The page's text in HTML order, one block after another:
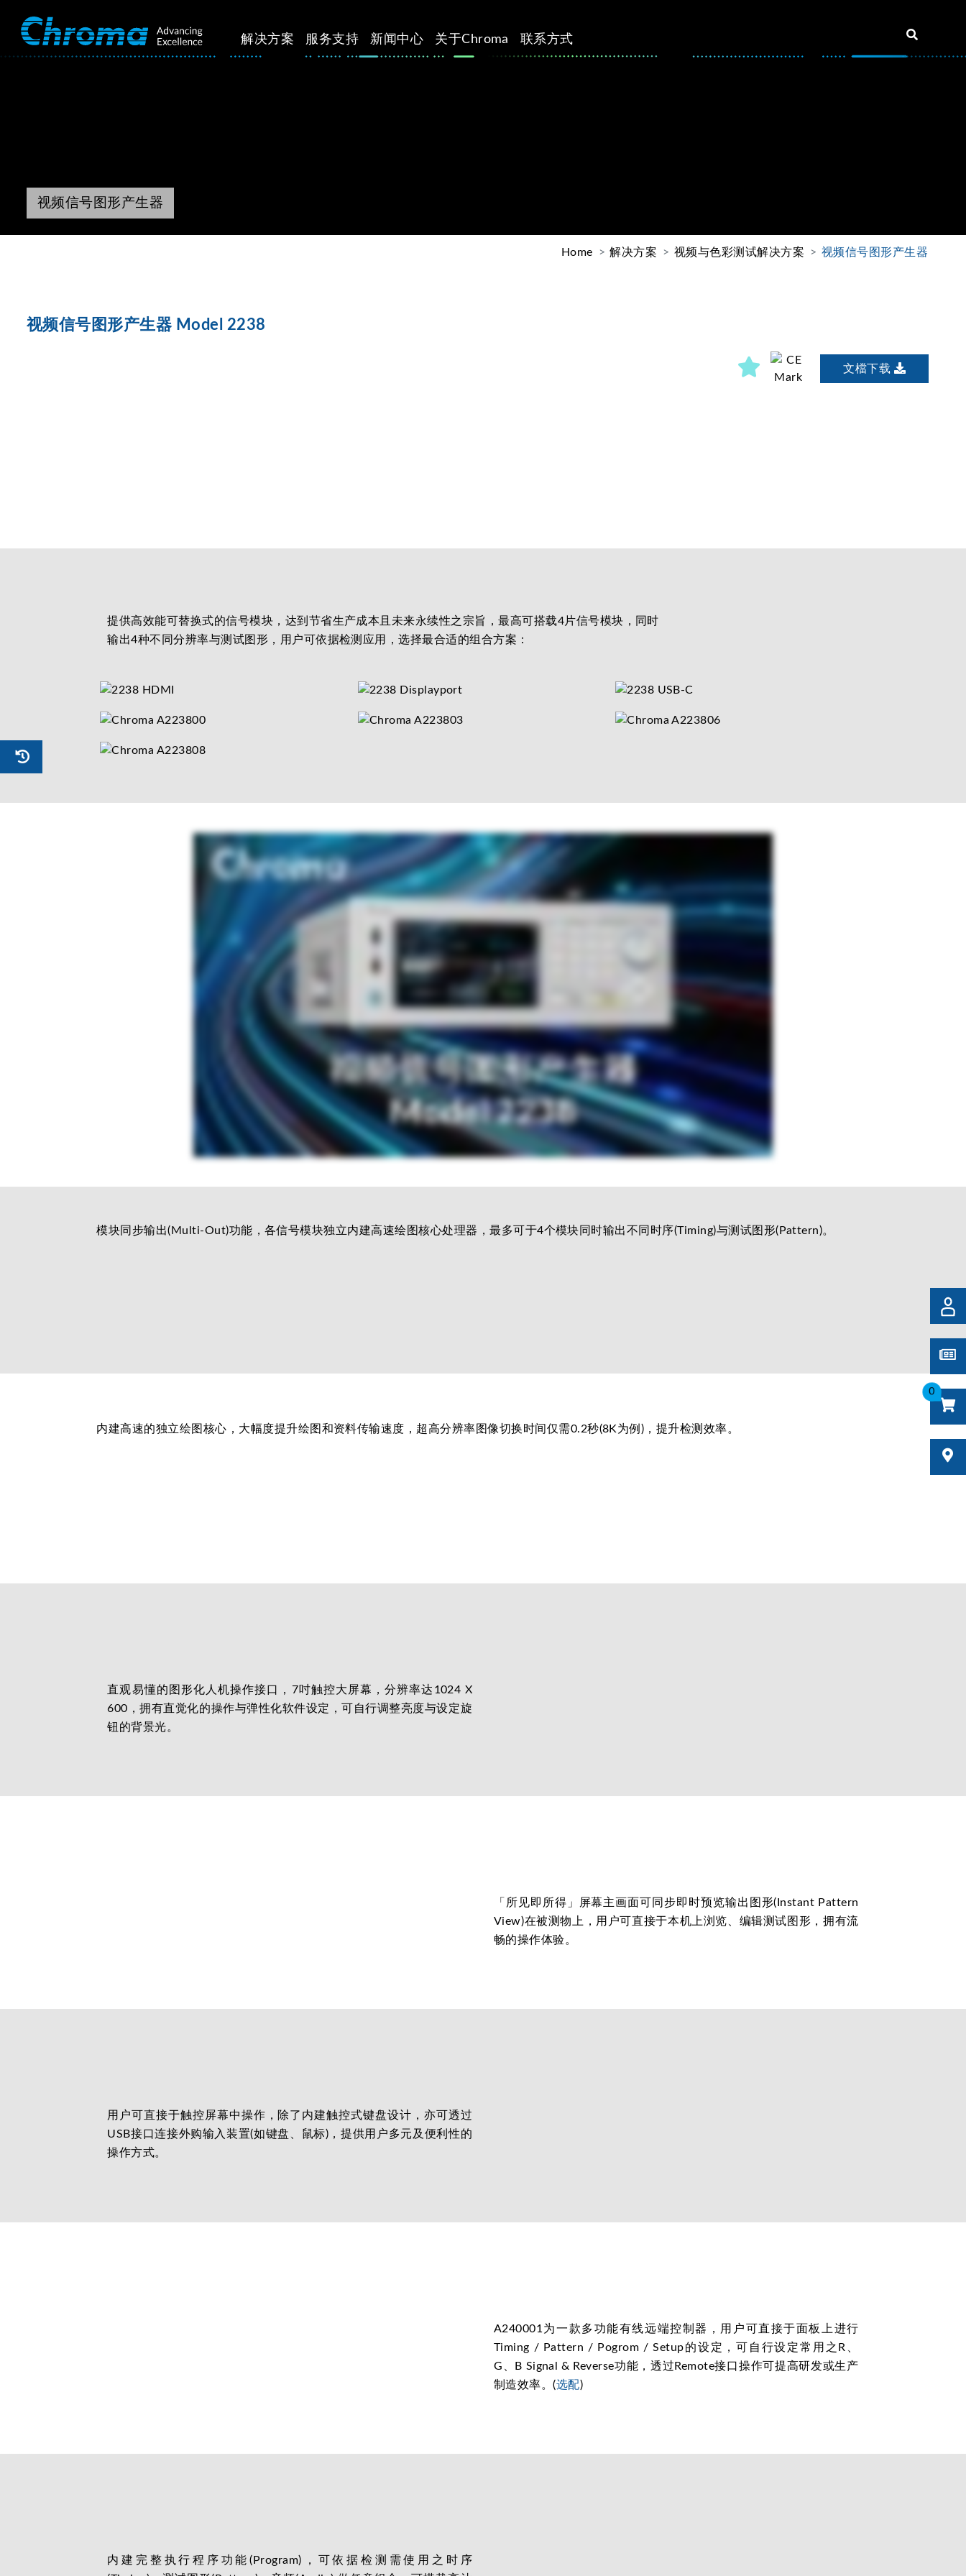
解决方案 服务支持 新闻中心 关于Chroma 联系方式
0
视频信号图形产生器
Home 解决方案 视频与色彩测试解决方案 视频信号图形产生器
视频信号图形产生器 Model 2238
文檔下载
提供高效能可替换式的信号模块，达到节省生产成本且未来永续性之宗旨，最高可搭载4片信号模块，同时
输出4种不同分辨率与测试图形，用户可依据检测应用，选择最合适的组合方案：
模块同步输出(Multi-Out)功能，各信号模块独立内建高速绘图核心处理器，最多可于4个模块同时输出不同时序(Timing)与测试图形(Pattern)。
内建高速的独立绘图核心，大幅度提升绘图和资料传输速度，超高分辨率图像切换时间仅需0.2秒(8K为例)，提升检测效率。
直观易懂的图形化人机操作接口，7吋触控大屏幕，分辨率达1024 X
600，拥有直觉化的操作与弹性化软件设定，可自行调整亮度与设定旋
钮的背景光。
「所见即所得」屏幕主画面可同步即时预览输出图形(Instant Pattern
View)在被测物上，用户可直接于本机上浏览、编辑测试图形，拥有流
畅的操作体验。
用户可直接于触控屏幕中操作，除了内建触控式键盘设计，亦可透过
USB接口连接外购输入装置(如键盘、鼠标)，提供用户多元及便利性的
操作方式。
A240001为一款多功能有线远端控制器，用户可直接于面板上进行
Timing / Pattern / Pogrom / Setup的设定，可自行设定常用之R、
G、B Signal & Reverse功能，透过Remote接口操作可提高研发或生产
制造效率。(选配)
内建完整执行程序功能(Program)，可依据检测需使用之时序